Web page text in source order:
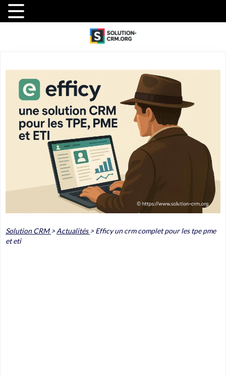
Solution CRM >Actualités >Efficy un crm complet pour les tpe pme
et eti